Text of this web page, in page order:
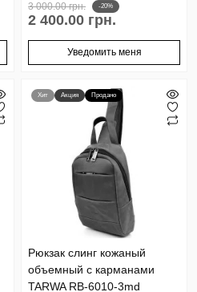
3 000.00 грн. -20%
2 400.00 грн.
Уведомить меня
Хит Акция Продано
Рюкзак слинг кожаный
объемный с карманами
TARWA RB-6010-3md